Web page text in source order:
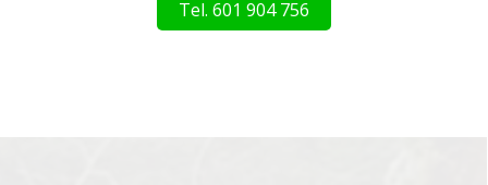
Tel. 601 904 756